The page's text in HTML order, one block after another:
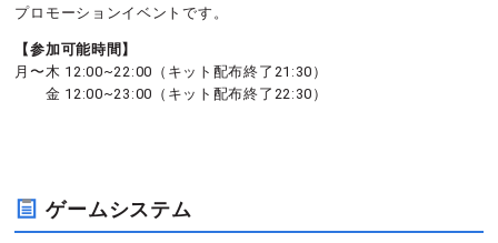
プロモーションイベントです。
【参加可能時間】
月〜木 12:00~22:00（キット配布終了21:30）
金 12:00~23:00（キット配布終了22:30）
ゲームシステム